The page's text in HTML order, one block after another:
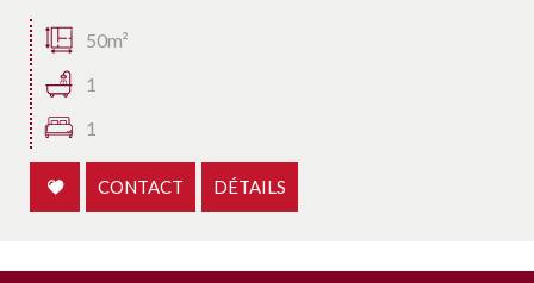
50m²
1
1
CONTACT DÉTAILS